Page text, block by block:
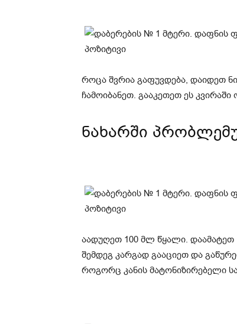
როცა შვრია გაფუვდება, დაიდეთ
ჩამოიბანეთ. გააკეთეთ ეს
ნახარში
აადუღეთ 100 მლ წყალი.
შემდეგ კარგად გააციეთ და
როგორც კანის მატონიზირებელი